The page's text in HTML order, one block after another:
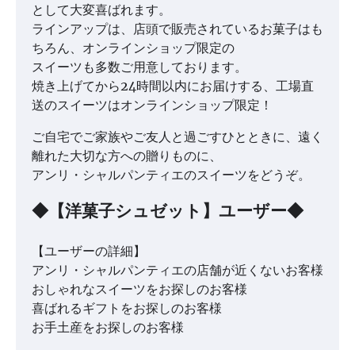
として大変喜ばれます。
ラインアップは、店頭で販売されているお菓子はも
ちろん、オンラインショップ限定の
スイーツも多数ご用意しております。
焼き上げてから24時間以内にお届けする、工場直
送のスイーツはオンラインショップ限定！
ご自宅でご家族やご友人と過ごすひとときに、遠く
離れた大切な方への贈りものに、
アンリ・シャルパンティエのスイーツをどうぞ。
◆【洋菓子シュゼット】ユーザー◆
【ユーザーの詳細】
アンリ・シャルパンティエの店舗が近くないお客様
おしゃれなスイーツをお探しのお客様
喜ばれるギフトをお探しのお客様
お手土産をお探しのお客様